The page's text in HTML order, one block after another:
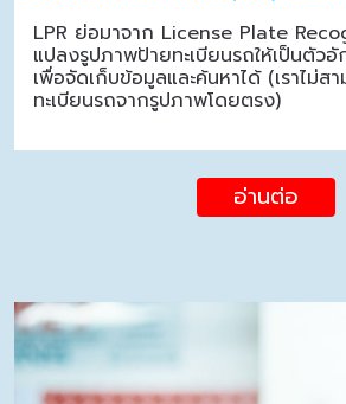
LPR ย่อมาจาก License Plate
แปลงรูปภาพป้ายทะเบียนรถให้เป็นตัว
เพื่อจัดเก็บข้อมูลและค้นหาได้ (เราไม่ส
ทะเบียนรถจากรูปภาพโดยตรง)
อ่านต่อ